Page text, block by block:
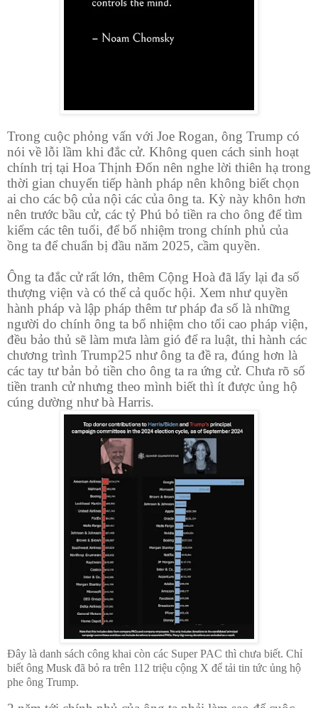
Trong cuộc phỏng vấn với Joe Rogan, ông Trump có
nói về lỗi lầm khi đắc cử. Không quen cách sinh hoạt
chính trị tại Hoa Thịnh Đốn nên nghe lời thiên hạ trong
thời gian chuyển tiếp hành pháp nên không biết chọn
ai cho các bộ của nội các của ông ta. Kỳ này khôn hơn
nên trước bầu cử, các tỷ Phú bỏ tiền ra cho ông để tìm
kiếm các tên tuổi, để bổ nhiệm trong chính phủ của
ồng ta để chuẩn bị đầu năm 2025, cầm quyền.
Ông ta đắc cử rất lớn, thêm Cộng Hoà đã lấy lại đa số
thượng viện và có thể cả quốc hội. Xem như quyền
hành pháp và lập pháp thêm tư pháp đa số là những
người do chính ông ta bổ nhiệm cho tối cao pháp viện,
đều bảo thủ sẽ làm mưa làm gió để ra luật, thi hành các
chương trình Trump25 như ông ta đề ra, đúng hơn là
các tay tư bản bỏ tiền cho ông ta ra ứng cử. Chưa rõ số
tiền tranh cử nhưng theo mình biết thì ít được ủng hộ
cúng dường như bà Harris.
Đây là danh sách công khai còn các Super PAC thì chưa biết. Chỉ
biết ông Musk đã bỏ ra trên 112 triệu cộng X để tải tin tức ủng hộ
phe ông Trump.